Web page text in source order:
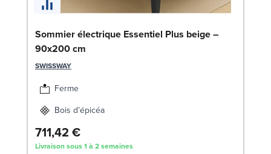
Sommier électrique Essentiel Plus beige –
90x200 cm
SWISSWAY
Ferme
Bois d’épicéa
711,42 €
Livraison sous 1 à 2 semaines